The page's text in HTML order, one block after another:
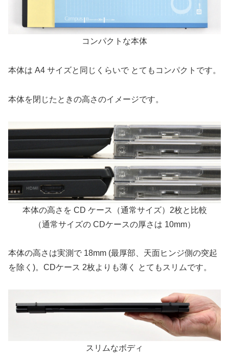
コンパクトな本体
本体は A4 サイズと同じくらいで とてもコンパクトです。
本体を閉じたときの高さのイメージです。
本体の高さを CD ケース（通常サイズ）2枚と比較
（通常サイズの CDケースの厚さは 10mm）
本体の高さは実測で 18mm (最厚部、天面ヒンジ側の突起
を除く)。CDケース 2枚よりも薄く とてもスリムです。
スリムなボディ